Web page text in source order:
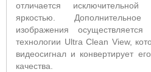
отличается
яркостью.
изображения
технологии Ultra Clean View,
видеосигнал и конвертирует
качества.